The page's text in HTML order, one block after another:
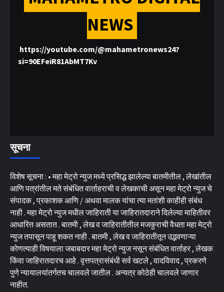
NEWS
https://youtube.com/@mahametronews24?
si=90EFeiR81AbMT7Kv
सूचना
विशेष सूचना : • महा मेट्रो न्युज मध्ये प्रसिद्ध झालेल्या बातमीतील , लेखांतील
आणि पत्रांतील मते संबंधित वार्ताहराची व लेखकाची असून महा मेट्रो न्युज चे
संपादक , प्रकाशक आणि / अथवा मालक यांचा त्या मतांशी काहीही संबंध
नाही . महा मेट्रो न्युज मधील जाहिराती या जाहिरातदाराने दिलेल्या माहितीवर
आधारित असतात . बातमी , लेख व जाहिरातीतील मजकुराची वैधता महा मेट्रो
न्युज तपासून पाहू शकत नाही . बातमी , लेख व जाहिरातीतून उद्भवणाऱ्या
कोणत्याही विषयाला जबाबदार महा मेट्रो न्युज नसून संबंधित वार्ताहर , लेखक
किंवा जाहिरातदारच आहे . वृत्तपत्रासंबंधी सर्व खटले , वादविवाद , प्रकरणे
पुणे न्यायालयांतर्गतच चालवले जातील . अन्यत्र कोठेही चालवले जाणार
नाहीत.